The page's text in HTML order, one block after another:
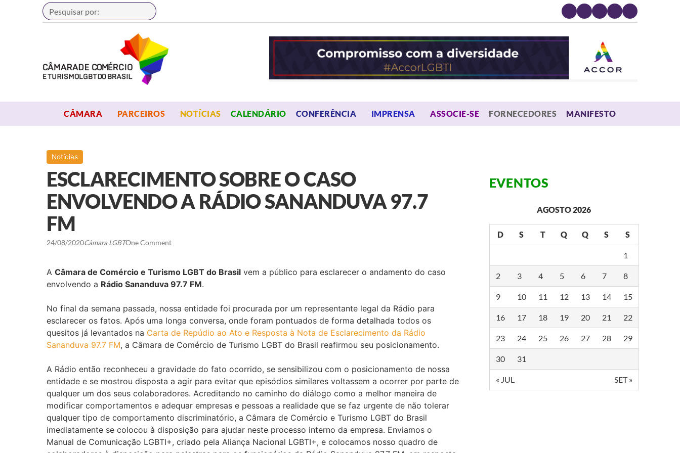
Buscar
CÂMARA OPEN MENU
PARCEIROS OPEN MENU
NOTÍCIAS CALENDÁRIO CONFERÊNCIA OPEN MENU
IMPRENSA OPEN MENU
ASSOCIE-SE FORNECEDORES MANIFESTO
Notícias
ESCLARECIMENTO SOBRE O CASO
ENVOLVENDO A RÁDIO SANANDUVA 97.7
FM
24/08/2020Câmara LGBTOne Comment
A Câmara de Comércio e Turismo LGBT do Brasilvem a público para esclarecer o andamento do caso
envolvendo a Rádio Sananduva 97.7 FM.
No final da semana passada, nossa entidade foi procurada por um representante legal da Rádio para
esclarecer os fatos. Após uma longa conversa, onde foram pontuados de forma detalhada todos os
quesitos já levantados na Carta de Repúdio ao Ato e Resposta à Nota de Esclarecimento da Rádio
Sananduva 97.7 FM, a Câmara de Comércio de Turismo LGBT do Brasil reafirmou seu posicionamento.
A Rádio então reconheceu a gravidade do fato ocorrido, se sensibilizou com o posicionamento de nossa
entidade e se mostrou disposta a agir para evitar que episódios similares voltassem a ocorrer por parte de
qualquer um dos seus colaboradores. Acreditando no caminho do diálogo como a melhor maneira de
modificar comportamentos e adequar empresas e pessoas a realidade que se faz urgente de não tolerar
qualquer tipo de comportamento discriminatório, a Câmara de Comércio e Turismo LGBT do Brasil
imediatamente se colocou à disposição para ajudar neste processo interno da empresa. Enviamos o
Manual de Comunicação LGBTI+, criado pela Aliança Nacional LGBTI+, e colocamos nosso quadro de
EVENTOS
AGOSTO 2026
D S T Q Q S S
1
2 3 4 5 6 7 8
9 10 11 12 13 14 15
16 17 18 19 20 21 22
23 24 25 26 27 28 29
30 31
« JUL SET »